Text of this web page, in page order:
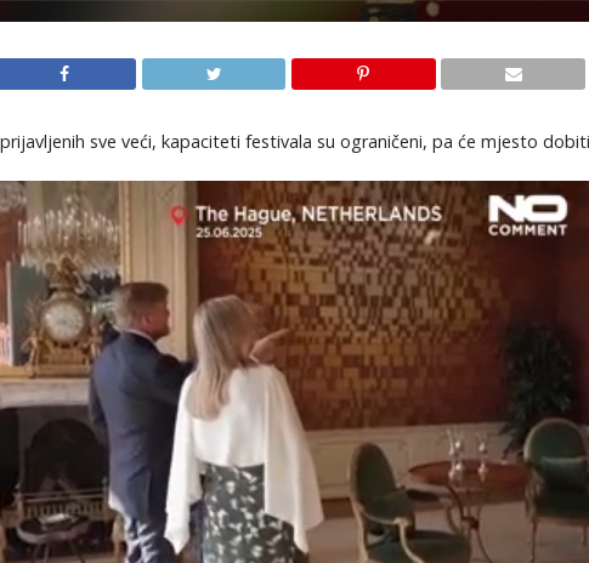
sve veći, kapaciteti festivala su ograničeni, pa će mjesto